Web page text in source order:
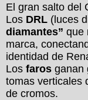
El gran salto del
Los DRL (luces
diamantes” que
marca,
identidad de
Los faros ganan
tomas verticales
de cromos.